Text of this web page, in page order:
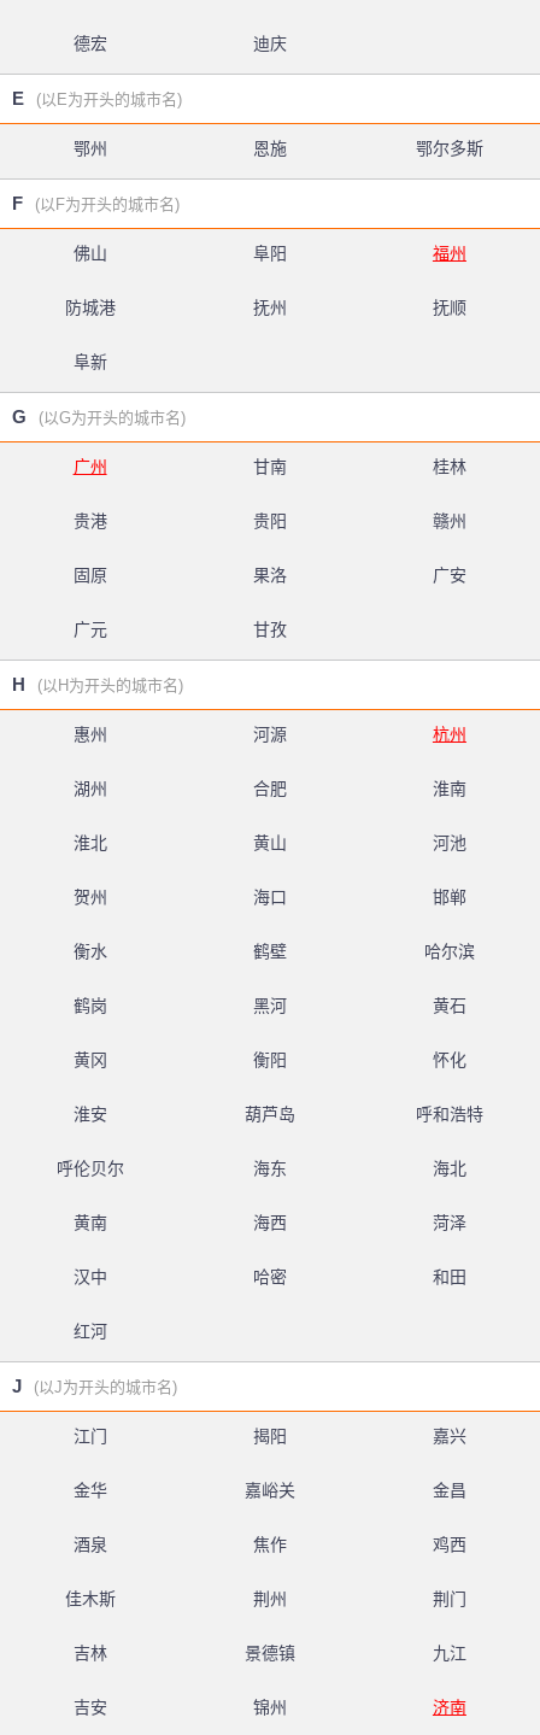
德宏 迪庆
E (以E为开头的城市名)
鄂州 恩施 鄂尔多斯
F (以F为开头的城市名)
佛山 阜阳 福州
防城港 抚州 抚顺
阜新
G (以G为开头的城市名)
广州 甘南 桂林
贵港 贵阳 赣州
固原 果洛 广安
广元 甘孜
H (以H为开头的城市名)
惠州 河源 杭州
湖州 合肥 淮南
淮北 黄山 河池
贺州 海口 邯郸
衡水 鹤壁 哈尔滨
鹤岗 黑河 黄石
黄冈 衡阳 怀化
淮安 葫芦岛 呼和浩特
呼伦贝尔 海东 海北
黄南 海西 菏泽
汉中 哈密 和田
红河
J (以J为开头的城市名)
江门 揭阳 嘉兴
金华 嘉峪关 金昌
酒泉 焦作 鸡西
佳木斯 荆州 荆门
吉林 景德镇 九江
吉安 锦州 济南